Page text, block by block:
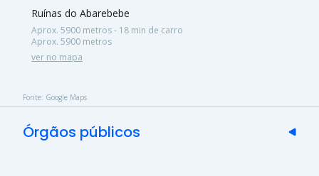
Ruínas do Abarebebe
Aprox. 5900 metros - 18 min de carro
Aprox. 5900 metros
ver no mapa
Fonte: Google Maps
Órgãos públicos